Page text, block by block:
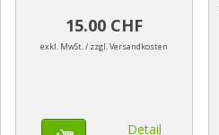
15.00 CHF
exkl. MwSt. / zzgl. Versandkosten
Detail